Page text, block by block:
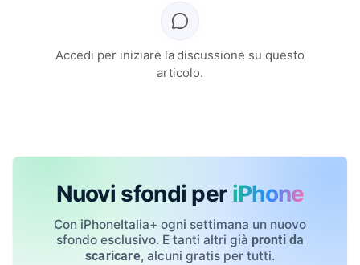
Accedi per iniziare la discussione su questo
articolo.
Nuovi sfondi per iPhone
Con iPhoneItalia+ ogni settimana un nuovo
sfondo esclusivo. E tanti altri già pronti da
scaricare, alcuni gratis per tutti.